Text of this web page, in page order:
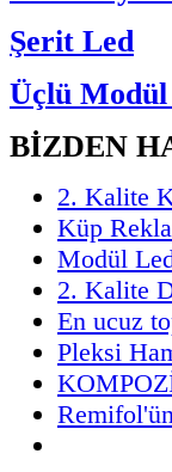
Şerit Led
Üçlü
BİZDEN
2. Kalite
Küp
Modül
2. Kalite
En ucuz
Pleksi